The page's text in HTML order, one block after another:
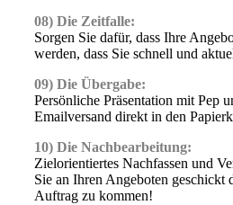
08) Die Zeitfalle:
Sorgen Sie dafür, dass Ihre
werden, dass Sie schnell und
09) Die Übergabe:
Persönliche Präsentation mit Pep
Emailversand direkt in den
10) Die Nachbearbeitung:
Zielorientiertes Nachfassen und
Sie an Ihren Angeboten geschickt
Auftrag zu kommen!